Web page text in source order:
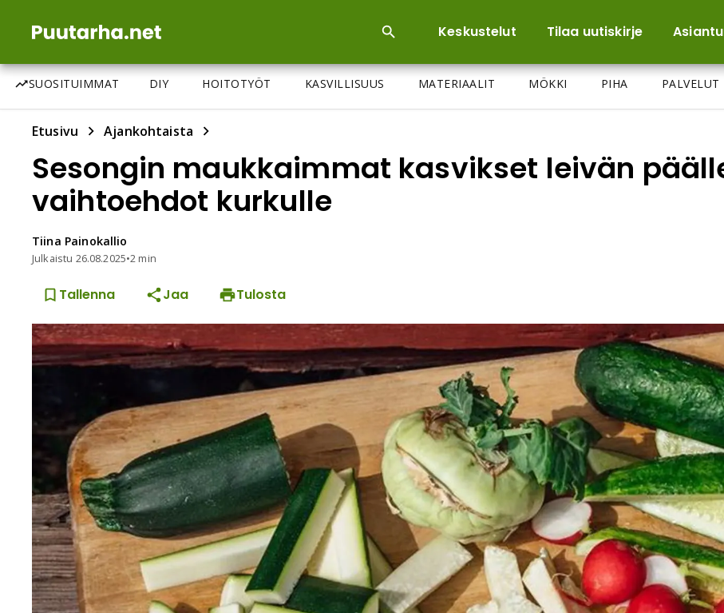
Keskustelut Tilaa uutiskirje
SUOSITUIMMAT DIY HOITOTYÖT KASVILLISUUS MATERIAALIT MÖKKI PIHA PALVELUT
Etusivu Ajankohtaista
Sesongin maukkaimmat kasvikset leivän
vaihtoehdot kurkulle
Tiina Painokallio
Julkaistu 26.08.2025•2 min
Tallenna Jaa Tulosta